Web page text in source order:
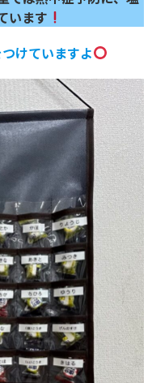
います
けていますよ